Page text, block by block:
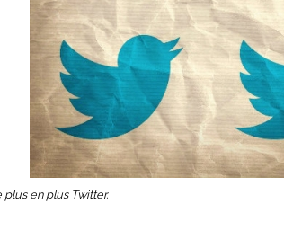
en plus Twitter.